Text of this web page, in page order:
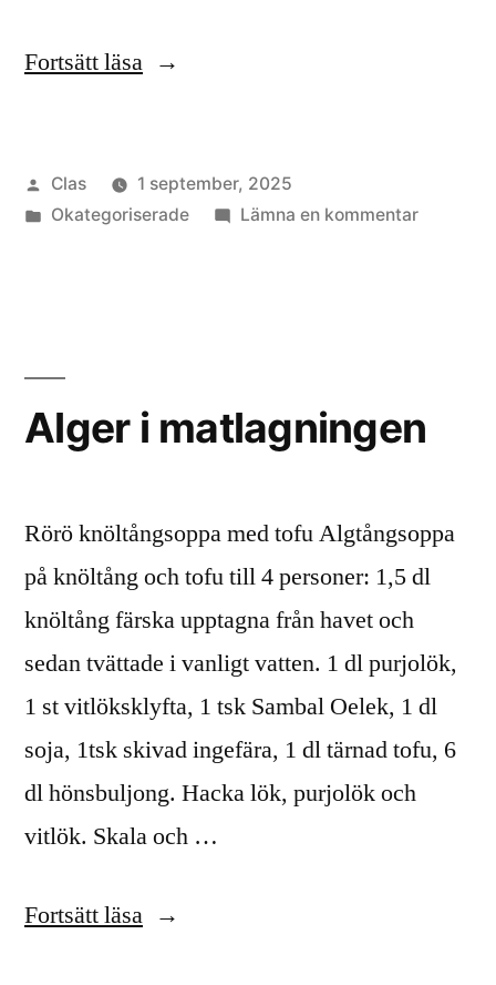
Fortsätt läsa”Alger
Publicerat
av
Clas
1 september, 2025
Publicerat
Okategoriserade Lämna en kommentartill
Alger i matlagningen
Rörö knöltångsoppa med tofu Algtångsoppa
på knöltång och tofu till 4 personer: 1,5 dl
knöltång färska upptagna från havet och
sedan tvättade i vanligt vatten. 1 dl purjolök,
1 st vitlöksklyfta, 1 tsk Sambal Oelek, 1 dl
soja, 1tsk skivad ingefära, 1 dl tärnad tofu, 6
dl hönsbuljong. Hacka lök, purjolök och
vitlök. Skala och …
Fortsätt läsa”Alger